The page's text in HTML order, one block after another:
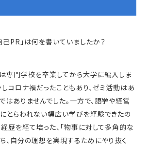
己PR」は何を書いていましたか？
専門学校を卒業してから大学に編入しま
しコロナ禍だったこともあり、ゼミ活動はあ
はありませんでした。一方で、語学や経営
とらわれない幅広い学びを経験できたの
経歴を経て培った、「物事に対して多角的な
、自分の理想を実現するためにやり抜く